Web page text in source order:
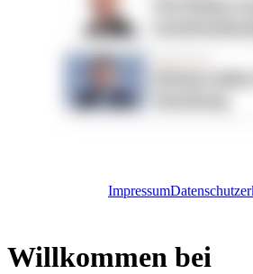
Impressum
Willkommen bei